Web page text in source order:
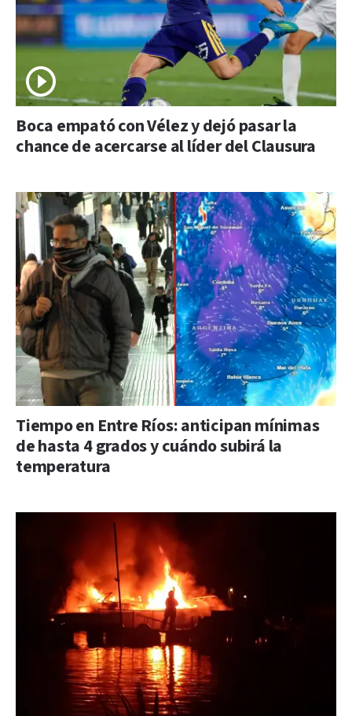
Boca empató con Vélez y dejó pasar la
chance de acercarse al líder del Clausura
Tiempo en Entre Ríos: anticipan mínimas
de hasta 4 grados y cuándo subirá la
temperatura